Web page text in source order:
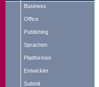
Business
Office
Publishing
Sprachen
Plattformen
Entwickler
Submit